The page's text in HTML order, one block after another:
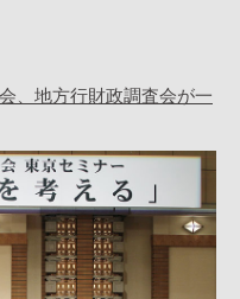
、地方行財政調査会が一